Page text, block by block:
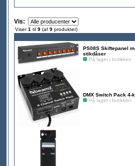
Vis:
Viser1 til 9 (af 9 produkter)
PS08S Skiftepanel
stikdåser
På lager i butikken
DMX Switch Pack 4-
På lager i butikken